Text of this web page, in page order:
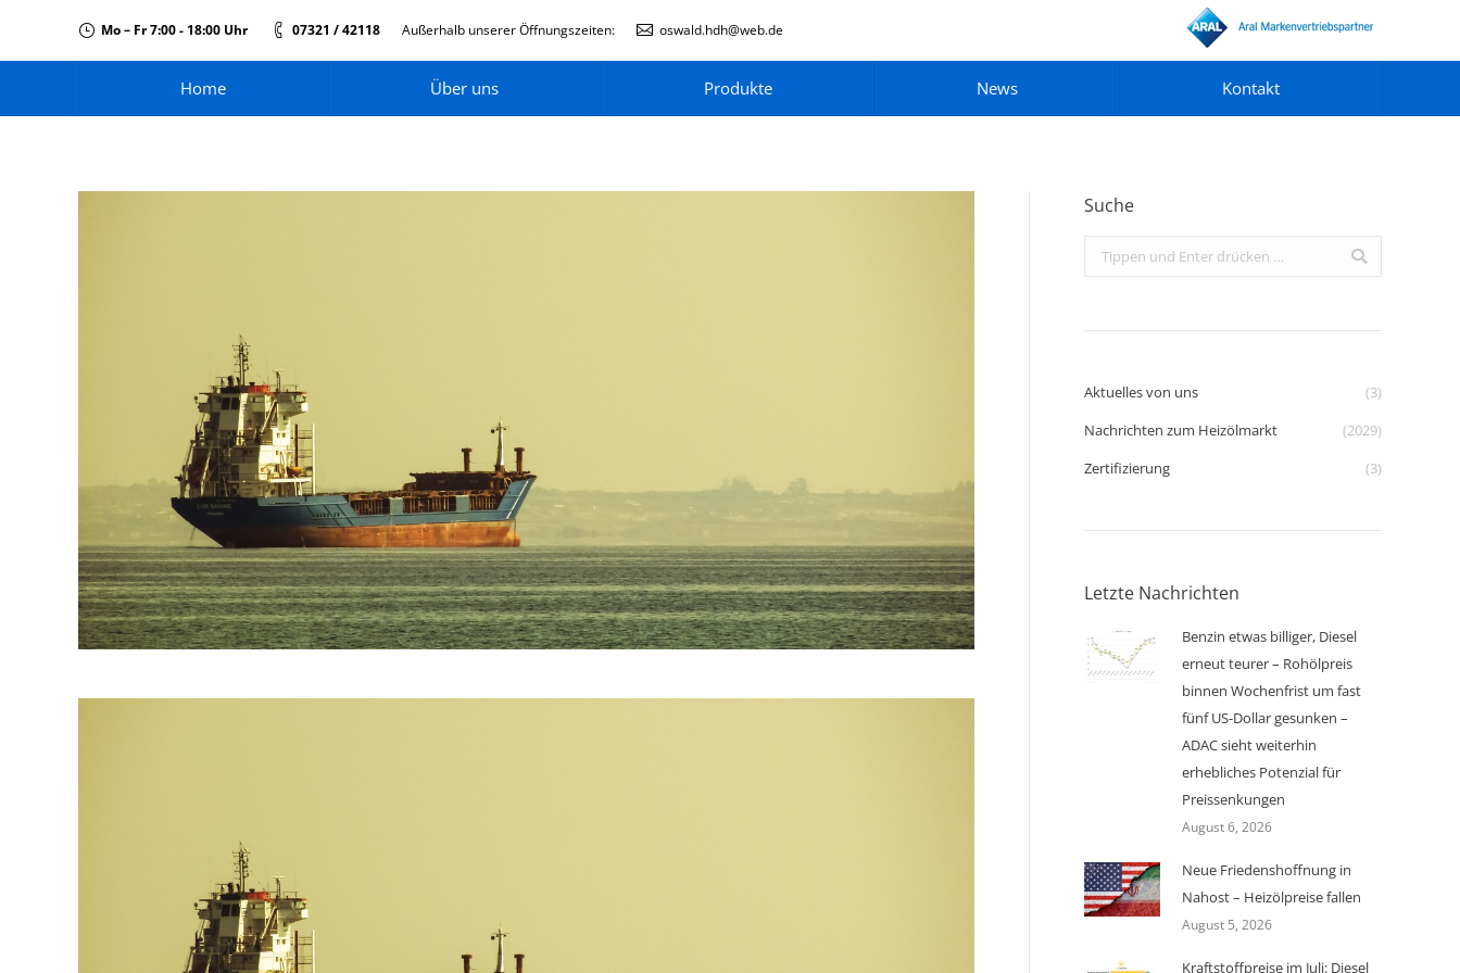
Mo – Fr 7:00 - 18:00 Uhr 07321 / 42118 Außerhalb unserer Öffnungszeiten: oswald.hdh@web.de
Home Über uns Produkte News Kontakt
Suche
Search:
Aktuelles von uns
(3)
Nachrichten zum Heizölmarkt
(2029)
Zertifizierung
(3)
Letzte Nachrichten
Benzin etwas billiger, Diesel
erneut teurer – Rohölpreis
binnen Wochenfrist um fast
fünf US-Dollar gesunken –
ADAC sieht weiterhin
erhebliches Potenzial für
Preissenkungen
August 6, 2026
Neue Friedenshoffnung in
Nahost – Heizölpreise fallen
August 5, 2026
Kraftstoffpreise im Juli: Diesel